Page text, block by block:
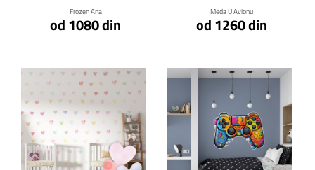
Frozen Ana
od 1080 din
Meda U Avionu
od 1260 din
Klikni za detalje Klikni za detalje